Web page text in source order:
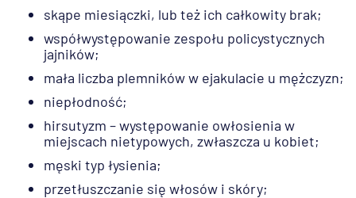
skąpe miesiączki, lub też ich całkowity brak;
współwystępowanie zespołu policystycznych
jajników;
mała liczba plemników w ejakulacie u mężczyzn;
niepłodność;
hirsutyzm – występowanie owłosienia w
miejscach nietypowych, zwłaszcza u kobiet;
męski typ łysienia;
przetłuszczanie się włosów i skóry;